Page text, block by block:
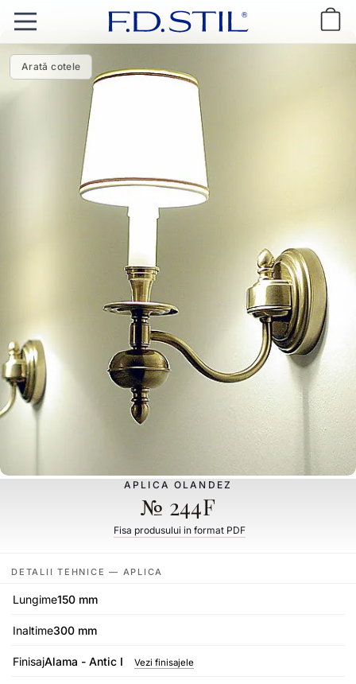
Arată cotele
APLICA OLANDEZ
№ 244F
Fisa produsului in format PDF
DETALII TEHNICE — APLICA
Lungime150 mm
Inaltime300 mm
FinisajAlama - Antic I Vezi finisajele